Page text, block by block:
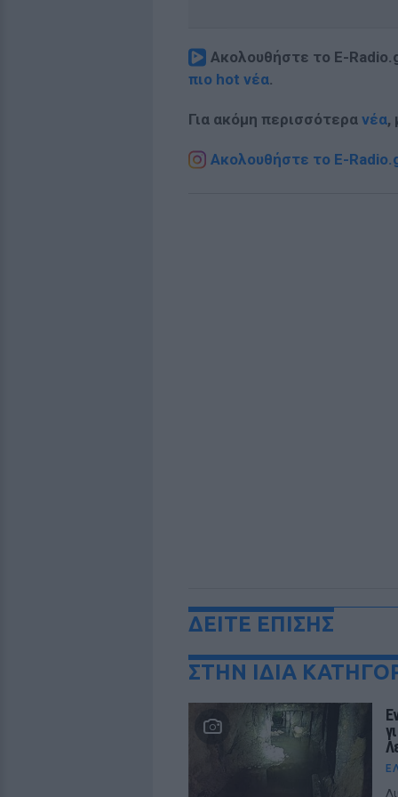
Ακολουθήστε το E-
πιο hot νέα.
Για ακόμη περισσότερα νέα,
Ακολουθήστε το E-
ΔΕΙΤΕ ΕΠΙΣΗΣ
ΣΤΗΝ ΙΔΙΑ